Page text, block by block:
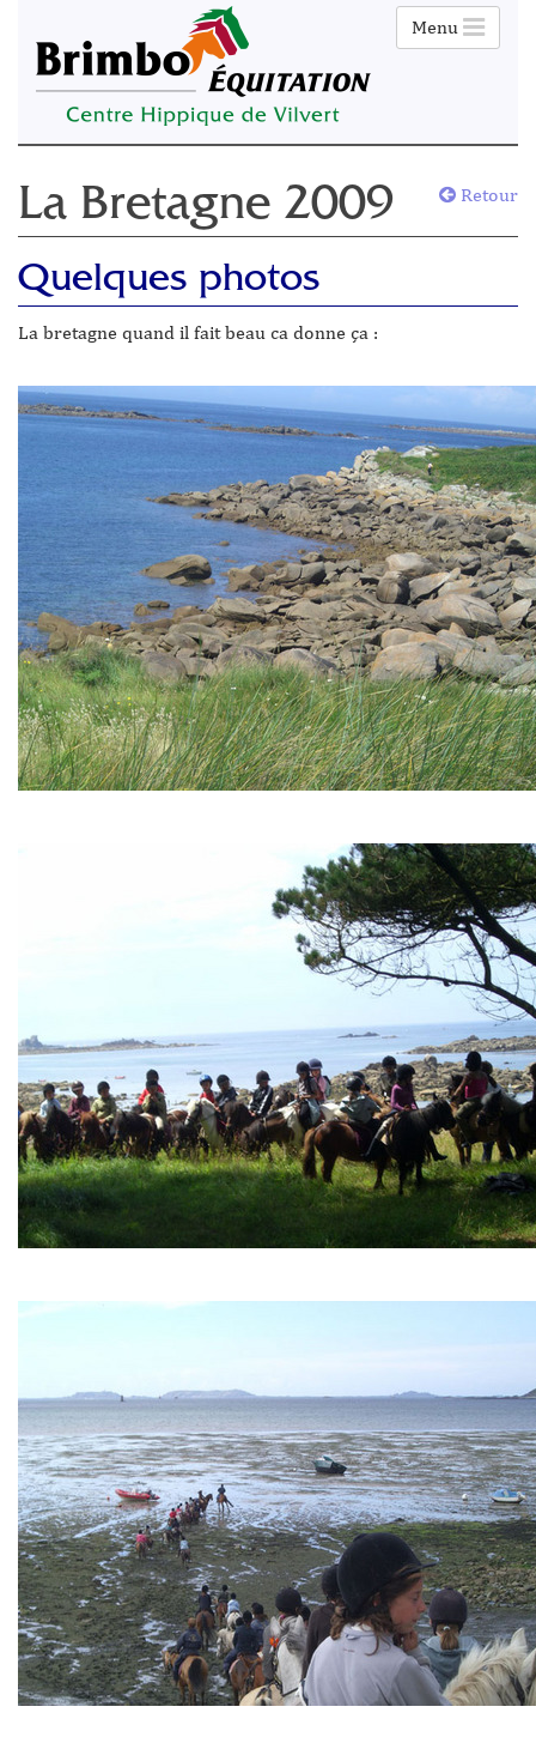
Menu
Retour
La Bretagne 2009
Quelques photos
La bretagne quand il fait beau ca donne ça :